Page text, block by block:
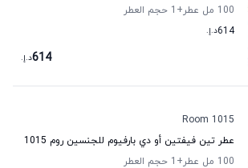
100 مل عطر
+1
حجم العطر
614د.إ.
614د.إ.
Room 1015
عطر تين فيفتين أو دي بارفيوم للجنسين روم 1015
100 مل عطر
+1
حجم العطر